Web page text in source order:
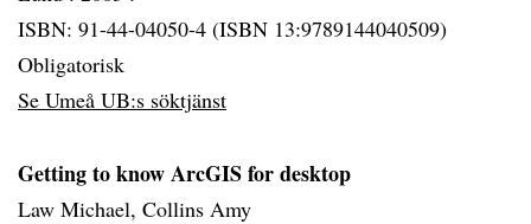
ISBN: 91-44-04050-4 (ISBN 13:9789144040509)
Obligatorisk
Se Umeå UB:s söktjänst
Getting to know ArcGIS for desktop
Law Michael, Collins Amy